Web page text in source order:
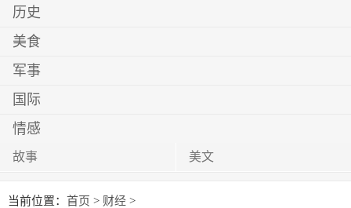
历史
美食
军事
国际
情感
故事 美文
当前位置： 首页 > 财经 >